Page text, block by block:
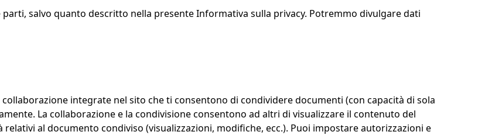
salvo quanto descritto nella presente Informativa sulla privacy. Potremmo divulgare dati
integrate nel sito che ti consentono di condividere documenti (con capacità di sola
La collaborazione e la condivisione consentono ad altri di visualizzare il contenuto del
al documento condiviso (visualizzazioni, modifiche, ecc.). Puoi impostare autorizzazioni e